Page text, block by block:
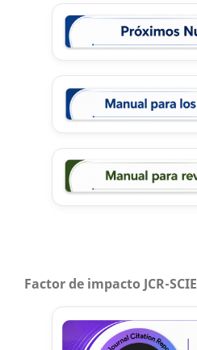
Factor de impacto JCR-SCIE